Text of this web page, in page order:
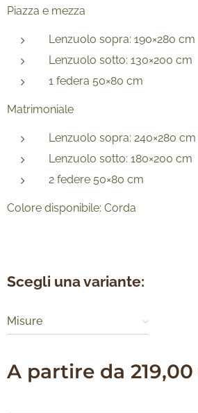
Piazza e mezza
Lenzuolo sopra: 190×280 cm
Lenzuolo sotto: 130×200 cm
1 federa 50×80 cm
Matrimoniale
Lenzuolo sopra: 240×280 cm
Lenzuolo sotto: 180×200 cm
2 federe 50×80 cm
Colore disponibile: Corda
Scegli una variante:
Misure
A partire da 219,00